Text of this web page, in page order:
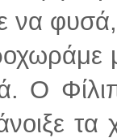
να
Ο